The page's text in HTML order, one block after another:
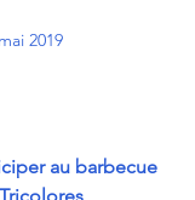
2019
au barbecue